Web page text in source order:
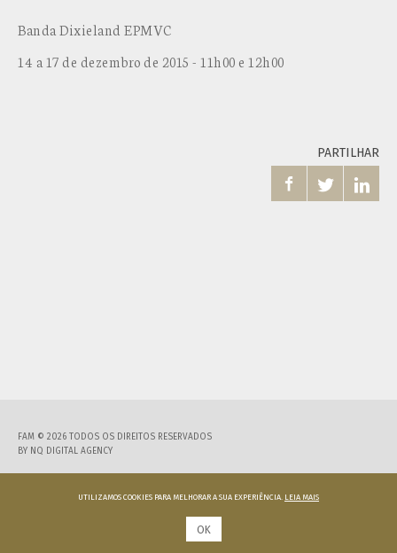
Banda Dixieland EPMVC
14 a 17 de dezembro de 2015 - 11h00 e 12h00
PARTILHAR
  
FAM © 2026 TODOS OS DIREITOS RESERVADOS
BY NQ DIGITAL AGENCY
UTILIZAMOS COOKIES PARA MELHORAR A SUA EXPERIÊNCIA. LEIA MAIS
OK